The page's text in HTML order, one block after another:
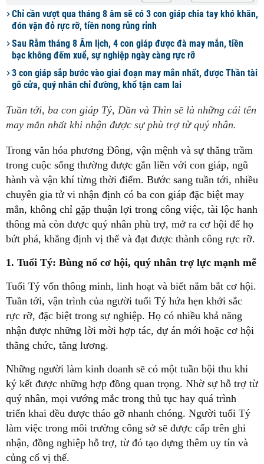
Chỉ cần vượt qua tháng 8 âm sẽ có 3 con giáp chia tay khó khăn,
đón vận đỏ rực rỡ, tiền nong rủng rỉnh
Sau Rằm tháng 8 Âm lịch, 4 con giáp được đà may mắn, tiền
bạc không đếm xuể, sự nghiệp ngày càng rực rỡ
3 con giáp sắp bước vào giai đoạn may mắn nhất, được Thần tài
gõ cửa, quý nhân chỉ đường, khổ tận cam lai
Tuần tới, ba con giáp Tý, Dần và Thìn sẽ là những cái tên
may mắn nhất khi nhận được sự phù trợ từ quý nhân.
Trong văn hóa phương Đông, vận mệnh và sự thăng trầm
trong cuộc sống thường được gắn liền với con giáp, ngũ
hành và vận khí từng thời điểm. Bước sang tuần tới, nhiều
chuyên gia tử vi nhận định có ba con giáp đặc biệt may
mắn, không chỉ gặp thuận lợi trong công việc, tài lộc hanh
thông mà còn được quý nhân phù trợ, mở ra cơ hội để họ
bứt phá, khẳng định vị thế và đạt được thành công rực rỡ.
1. Tuổi Tý: Bùng nổ cơ hội, quý nhân trợ lực mạnh mẽ
Tuổi Tý vốn thông minh, linh hoạt và biết nắm bắt cơ hội.
Tuần tới, vận trình của người tuổi Tý hứa hẹn khởi sắc
rực rỡ, đặc biệt trong sự nghiệp. Họ có nhiều khả năng
nhận được những lời mời hợp tác, dự án mới hoặc cơ hội
thăng chức, tăng lương.
Những người làm kinh doanh sẽ có một tuần bội thu khi
ký kết được những hợp đồng quan trọng. Nhờ sự hỗ trợ từ
quý nhân, mọi vướng mắc trong thủ tục hay quá trình
triển khai đều được tháo gỡ nhanh chóng. Người tuổi Tý
làm việc trong môi trường công sở sẽ được cấp trên ghi
nhận, đồng nghiệp hỗ trợ, từ đó tạo dựng thêm uy tín và
củng cố vị thế.